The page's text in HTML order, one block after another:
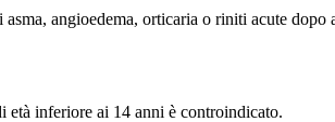
angioedema, orticaria o riniti acute
età inferiore ai 14 anni è controindicato.